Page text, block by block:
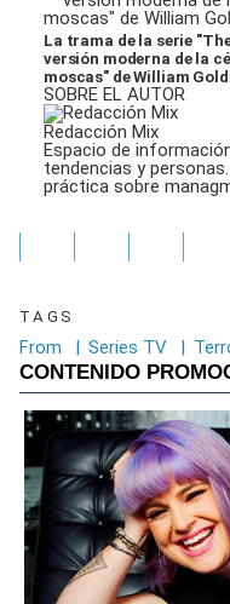
La trama de la serie
versión moderna de la
moscas" de William
SOBRE EL AUTOR
Redacción Mix
Espacio de
tendencias y
práctica sobre
TAGS
From | Series TV |